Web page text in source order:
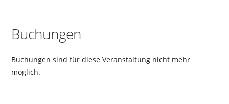
Buchungen
Buchungen sind für diese Veranstaltung nicht mehr
möglich.